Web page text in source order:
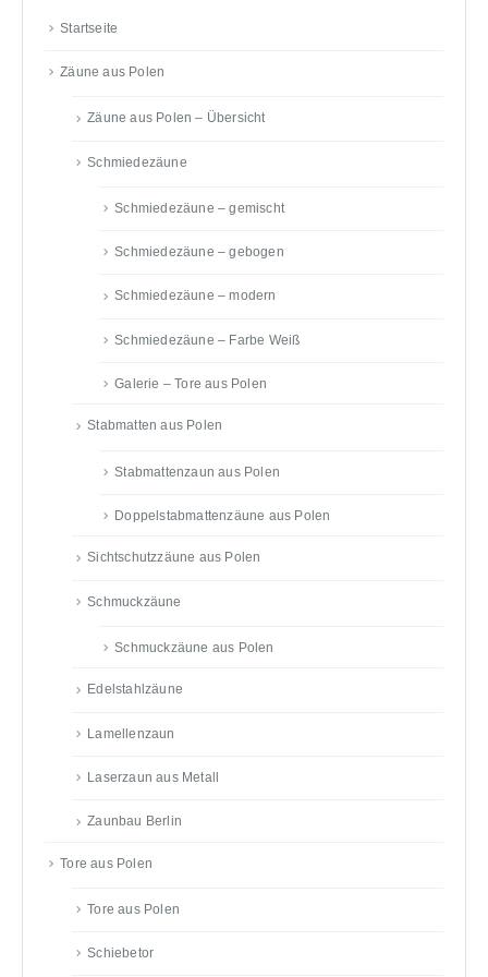
Startseite
Zäune aus Polen
Zäune aus Polen – Übersicht
Schmiedezäune
Schmiedezäune – gemischt
Schmiedezäune – gebogen
Schmiedezäune – modern
Schmiedezäune – Farbe Weiß
Galerie – Tore aus Polen
Stabmatten aus Polen
Stabmattenzaun aus Polen
Doppelstabmattenzäune aus Polen
Sichtschutzzäune aus Polen
Schmuckzäune
Schmuckzäune aus Polen
Edelstahlzäune
Lamellenzaun
Laserzaun aus Metall
Zaunbau Berlin
Tore aus Polen
Tore aus Polen
Schiebetor